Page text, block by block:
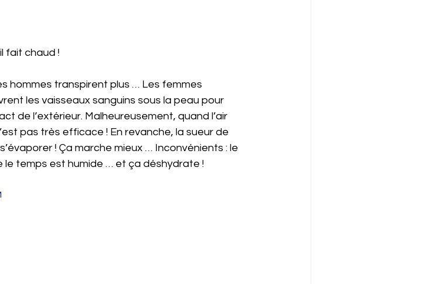
fait chaud !
hommes transpirent plus … Les femmes
les vaisseaux sanguins sous la peau pour
de l’extérieur. Malheureusement, quand l’air
pas très efficace ! En revanche, la sueur de
! Ça marche mieux … Inconvénients : le
temps est humide … et ça déshydrate !